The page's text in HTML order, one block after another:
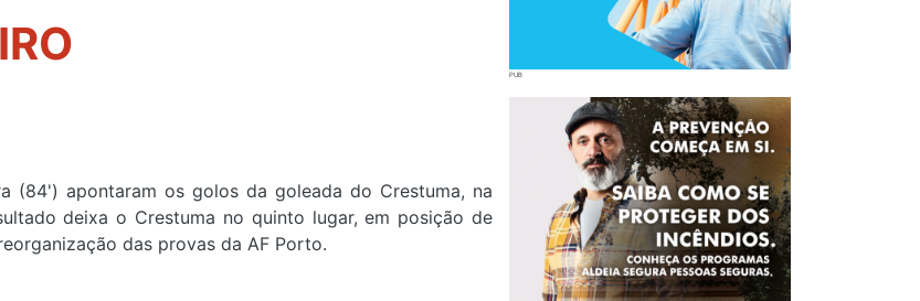
(84') apontaram os golos da goleada do Crestuma, na
deixa o Crestuma no quinto lugar, em posição de
das provas da AF Porto.